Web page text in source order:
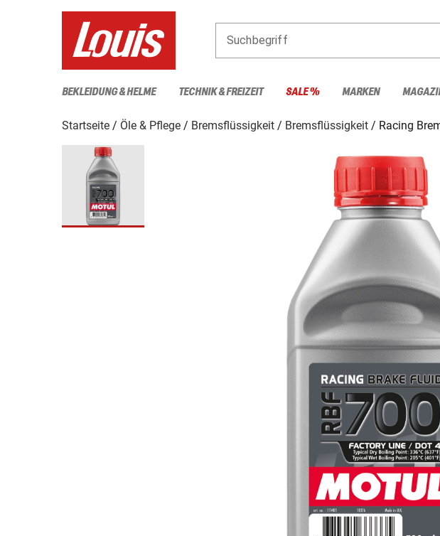
Suchbegriff
BEKLEIDUNG & HELME TECHNIK & FREIZEIT SALE % MARKEN
Startseite Öle & Pflege Bremsflüssigkeit Bremsflüssigkeit
Racing